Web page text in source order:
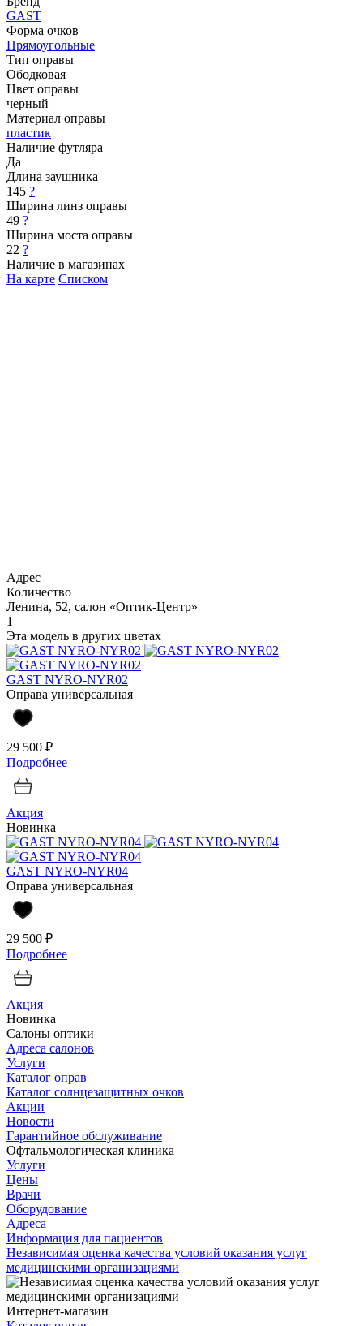
GAST
Форма очков
Прямоугольные
Тип оправы
Ободковая
Цвет оправы
черный
Материал оправы
пластик
Наличие футляра
Да
Длина заушника
145 ?
Ширина линз оправы
49 ?
Ширина моста оправы
22 ?
Наличие в магазинах
На карте Списком
Адрес
Количество
Ленина, 52, салон «Оптик-Центр»
1
Эта модель в других цветах
GAST NYRO-NYR02
Оправа универсальная
29 500 ₽
Подробнее
Акция
Новинка
GAST NYRO-NYR04
Оправа универсальная
29 500 ₽
Подробнее
Акция
Новинка
Салоны оптики
Адреса салонов
Услуги
Каталог оправ
Каталог солнцезащитных очков
Акции
Новости
Гарантийное обслуживание
Офтальмологическая клиника
Услуги
Цены
Врачи
Оборудование
Адреса
Информация для пациентов
Независимая оценка качества условий оказания услуг
медицинскими организациями
Интернет-магазин